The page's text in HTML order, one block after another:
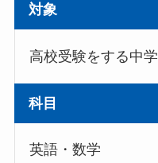
対象
高校受験をする中
科目
英語・数学